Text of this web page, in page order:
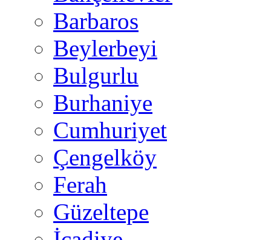
Barbaros
Beylerbeyi
Bulgurlu
Burhaniye
Cumhuriyet
Çengelköy
Ferah
Güzeltepe